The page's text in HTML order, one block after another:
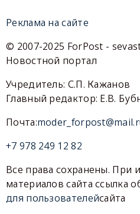
Реклама на сайте
© 2007-2025 ForPost -
Новостной портал
Учредитель: С.П. Кажанов
Главный редактор: Е.В.
Почта:
+7 978 249 12 82
Все права сохранены. При
материалов сайта ссылка
для пользователейсайта